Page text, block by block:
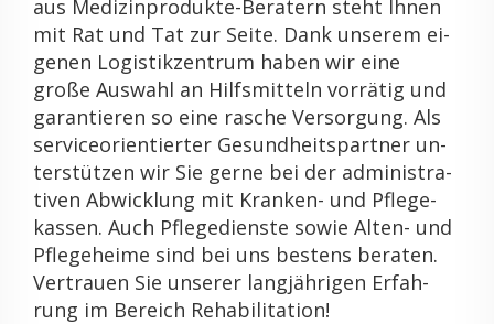
aus Me­di­zin­pro­duk­te-Be­ra­tern steht Ihnen
mit Rat und Tat zur Seite. Dank un­se­rem ei­
ge­nen Lo­gis­tik­zen­trum haben wir eine
große Aus­wahl an Hilfs­mit­teln vor­rä­tig und
ga­ran­tie­ren so eine ra­sche Ver­sor­gung. Als
ser­vice­ori­en­tier­ter Ge­sund­heits­part­ner un­
ter­stüt­zen wir Sie gerne bei der ad­mi­nis­tra­
ti­ven Ab­wick­lung mit Kran­ken- und Pfle­ge­
kas­sen. Auch Pfle­ge­diens­te sowie Alten- und
Pfle­ge­hei­me sind bei uns bes­tens be­ra­ten.
Ver­trau­en Sie un­se­rer lang­jäh­ri­gen Er­fah­
rung im Be­reich Re­ha­bi­li­ta­ti­on!